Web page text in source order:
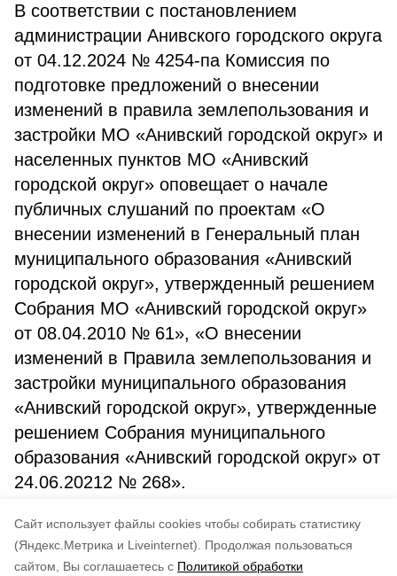
Cайт использует файлы cookies чтобы собирать статистику
(Яндекс.Метрика и Liveinternet).
Продолжая пользоваться
сайтом, Вы соглашаетесь с Политикой обработки
В соответствии с постановлением
администрации Анивского городского округа
от 04.12.2024 № 4254-па Комиссия по
подготовке предложений о внесении
изменений в правила землепользования и
застройки МО «Анивский городской округ» и
населенных пунктов МО «Анивский
городской округ» оповещает о начале
публичных слушаний по проектам «О
внесении изменений в Генеральный план
муниципального образования «Анивский
городской округ», утвержденный решением
Собрания МО «Анивский городской округ»
от 08.04.2010 № 61», «О внесении
изменений в Правила землепользования и
застройки муниципального образования
«Анивский городской округ», утвержденные
решением Собрания муниципального
образования «Анивский городской округ» от
24.06.20212 № 268».
Оповещение о начале публичных слушаний